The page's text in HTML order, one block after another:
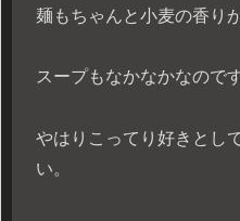
麺もちゃんと小麦の香り
スープもなかなかなので
やはりこってり好きとし
い。